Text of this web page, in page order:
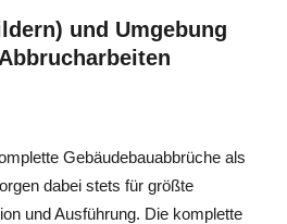
und Umgebung
Gebäudebauabbrüche als
dabei stets für größte
und Ausführung. Die komplette